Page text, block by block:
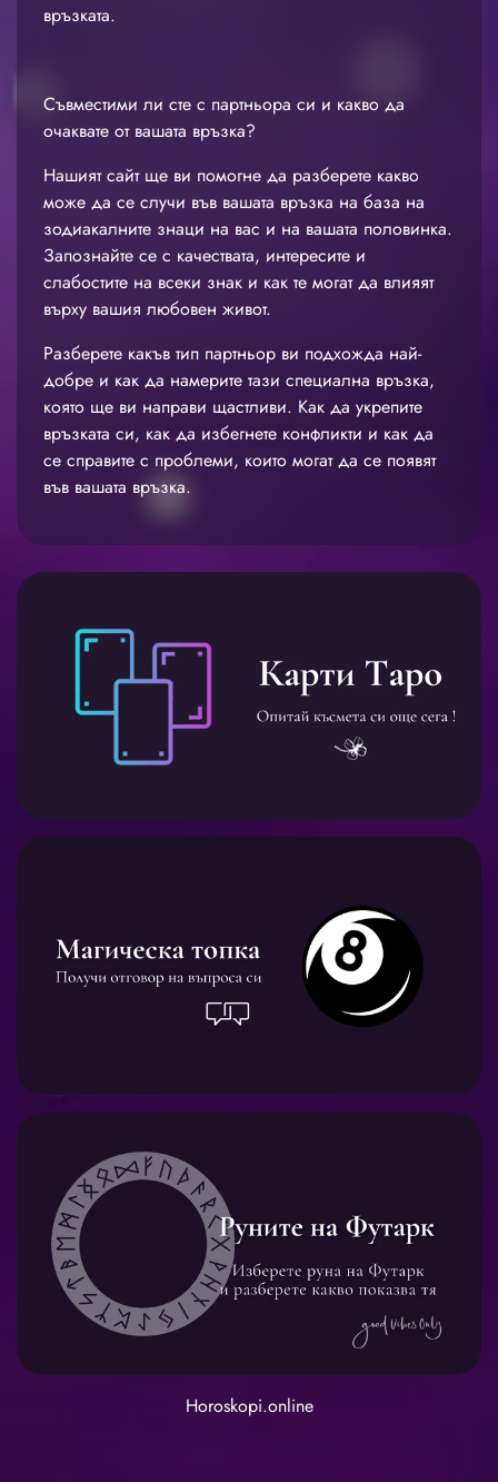
връзката.
Съвместими ли сте с партньора си и какво да
очаквате от вашата връзка?
Нашият сайт ще ви помогне да разберете какво
може да се случи във вашата връзка на база на
зодиакалните знаци на вас и на вашата половинка.
Запознайте се с качествата, интересите и
слабостите на всеки знак и как те могат да влияят
върху вашия любовен живот.
Разберете какъв тип партньор ви подхожда най-
добре и как да намерите тази специална връзка,
която ще ви направи щастливи. Как да укрепите
връзката си, как да избегнете конфликти и как да
се справите с проблеми, които могат да се появят
във вашата връзка.
Horoskopi.online